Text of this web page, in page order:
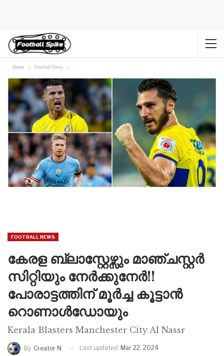
Home Football News
FOOTBALL NEWS
കേരള ബ്ലാസ്റ്റേഴ്സും മാഞ്ചസ്റ്റർ
സിറ്റിയും നേർക്കുനേർ!!
പോരാട്ടത്തിന് മൂർച്ച കൂട്ടാൻ
റൊണാൾഡോയും
Kerala Blasters Manchester City Al Nassr
By Creator N Last updated Mar 22, 2024